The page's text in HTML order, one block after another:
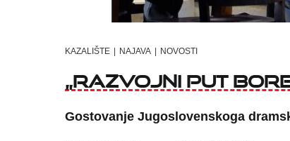
KAZALIŠTE NAJAVA NOVOSTI
„Razvojni put
Gostovanje Jugoslovenskoga